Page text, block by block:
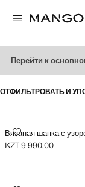
Перейти к
ОТФИЛЬТРОВАТЬ И
Вязаная шапка с
ВЯЗАНАЯ
Текущая цена [KZT 9
KZT 9 990,00